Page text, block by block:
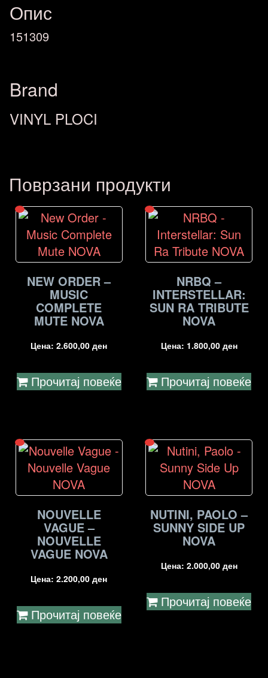
Опис
151309
Brand
VINYL PLOCI
Поврзани продукти
NEW ORDER –
MUSIC
COMPLETE
MUTE NOVA
Цена:2.600,00ден
Прочитај повеќе
NRBQ –
INTERSTELLAR:
SUN RA TRIBUTE
NOVA
Цена: 1.800,00 ден
Прочитај повеќе
NOUVELLE
VAGUE –
NOUVELLE
VAGUE NOVA
Цена:2.200,00ден
Прочитај повеќе
NUTINI, PAOLO –
SUNNY SIDE UP
NOVA
Цена: 2.000,00 ден
Прочитај повеќе